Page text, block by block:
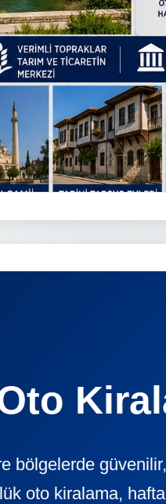
bölgelerde
oto kiralama,